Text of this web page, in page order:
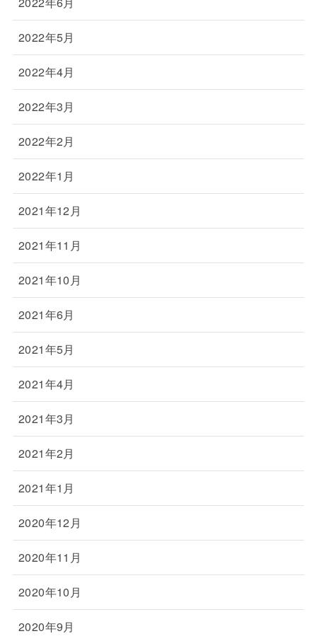
2022年5月
2022年4月
2022年3月
2022年2月
2022年1月
2021年12月
2021年11月
2021年10月
2021年6月
2021年5月
2021年4月
2021年3月
2021年2月
2021年1月
2020年12月
2020年11月
2020年10月
2020年9月